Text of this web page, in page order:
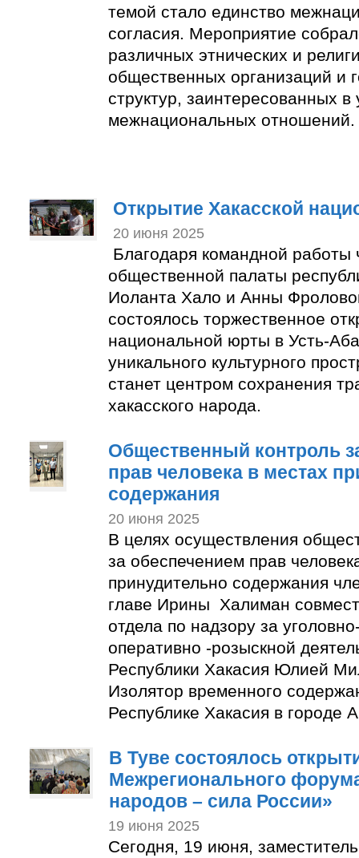
темой стало единство
согласия. Мероприятие
различных этнических и
общественных организаций и
структур, заинтересованных в
межнациональных отношений.
Открытие Хакасской
20 июня 2025
Благодаря командной работы
общественной палаты
Иоланта Хало и Анны
состоялось торжественное
национальной юрты в Усть-
уникального культурного
станет центром сохранения
хакасского народа.
Общественный контроль
прав человека в местах
содержания
20 июня 2025
В целях осуществления
за обеспечением прав
принудительно содержания
главе Ирины Халиман
отдела по надзору за
оперативно -розыскной
Республики Хакасия Юлией
Изолятор временного
Республике Хакасия в городе
В Туве состоялось
Межрегионального
народов – сила России»
19 июня 2025
Сегодня, 19 июня,